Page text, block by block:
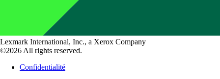
Lexmark International, Inc., a Xerox Company
©2026 All rights reserved.
Confidentialité